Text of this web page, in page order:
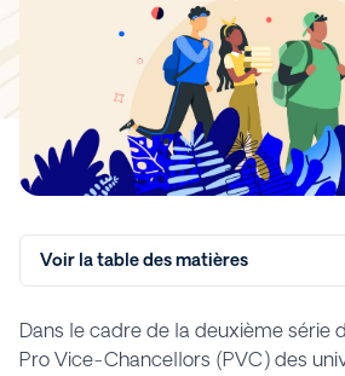
Voir la table des matières
Dans le cadre de la deuxième série
Pro Vice-Chancellors (PVC) des